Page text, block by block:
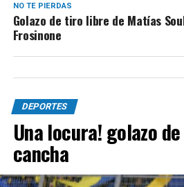
NO TE PIERDAS
Golazo de tiro libre de Matías
Frosinone
DEPORTES
Una locura! golazo
cancha